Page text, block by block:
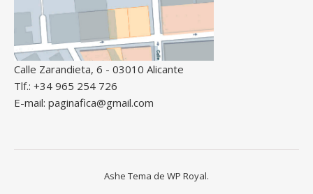
Calle Zarandieta, 6 - 03010 Alicante
Tlf.: +34 965 254 726
E-mail: paginafica@gmail.com
Ashe Tema de WP Royal.